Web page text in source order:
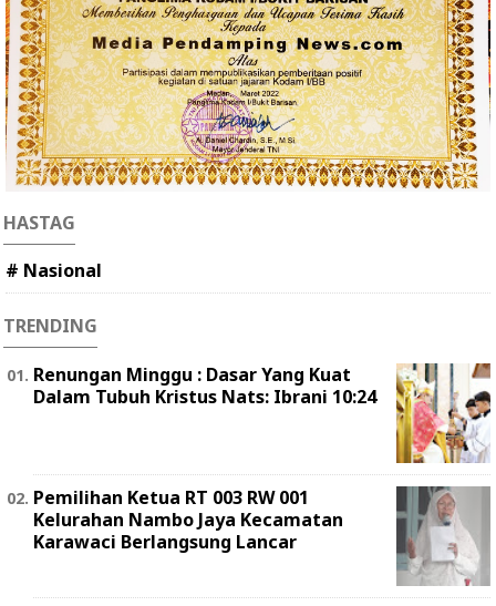
HASTAG
# Nasional
TRENDING
Renungan Minggu : Dasar Yang Kuat
Dalam Tubuh Kristus Nats: Ibrani 10:24
Pemilihan Ketua RT 003 RW 001
Kelurahan Nambo Jaya Kecamatan
Karawaci Berlangsung Lancar